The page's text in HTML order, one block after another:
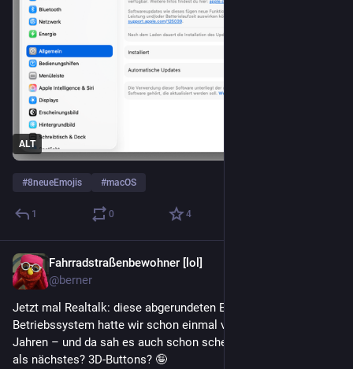
ALT
#8neueEmojis #macOS
1 0 4
Fahrradstraßenbewohner [lol]
@berner
Jetzt mal Realtalk: diese abgerundeten Ecken in Software und
Betriebssystem hatte wir schon einmal vor vielen, vielen
Jahren – und da sah es auch schon scheiße aus. Was kommt
als nächstes? 3D-Buttons? 🤪